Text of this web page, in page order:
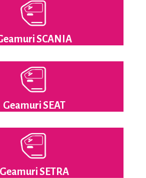
SCANIA
Geamuri SEAT
Geamuri SETRA